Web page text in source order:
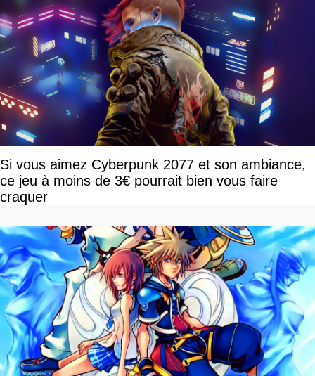
Si vous aimez Cyberpunk 2077 et son ambiance,
ce jeu à moins de 3€ pourrait bien vous faire
craquer